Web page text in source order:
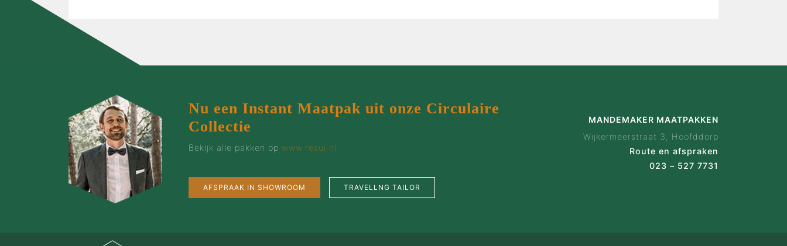
Nu een Instant Maatpak uit onze Circulaire
Collectie
Bekijk alle pakken op www.resui.nl
AFSPRAAK IN SHOWROOM TRAVELLNG TAILOR
MANDEMAKER MAATPAKKEN
Wijkermeerstraat 3, Hoofddorp
Route en afspraken
023 – 527 7731